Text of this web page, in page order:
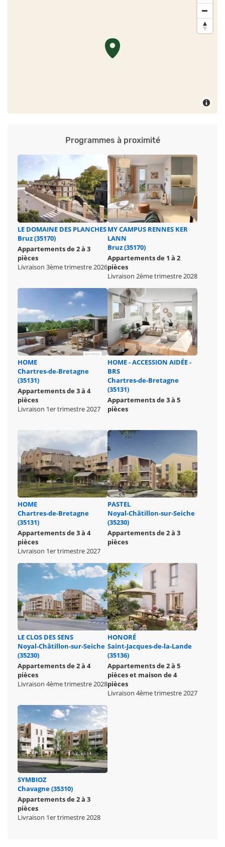
Programmes à proximité
LE DOMAINE DES PLANCHES
Bruz (35170)
Appartements de 2 à 3
pièces
Livraison 3ème trimestre 2026
MY CAMPUS RENNES KER
LANN
Bruz (35170)
Appartements de 1 à 2
pièces
Livraison 2ème trimestre 2028
HOME
Chartres-de-Bretagne
(35131)
Appartements de 3 à 4
pièces
Livraison 1er trimestre 2027
HOME - ACCESSION AIDÉE -
BRS
Chartres-de-Bretagne
(35131)
Appartements de 3 à 5
pièces
HOME
Chartres-de-Bretagne
(35131)
Appartements de 3 à 4
pièces
Livraison 1er trimestre 2027
PASTEL
Noyal-Châtillon-sur-Seiche
(35230)
Appartements de 2 à 3
pièces
LE CLOS DES SENS
Noyal-Châtillon-sur-Seiche
(35230)
Appartements de 2 à 4
pièces
Livraison 4ème trimestre 2028
HONORÉ
Saint-Jacques-de-la-Lande
(35136)
Appartements de 2 à 5
pièces et maison de 4
pièces
Livraison 4ème trimestre 2027
SYMBIOZ
Chavagne (35310)
Appartements de 2 à 3
pièces
Livraison 1er trimestre 2028